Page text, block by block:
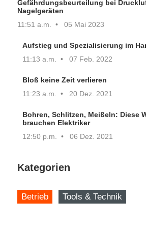
Gefährdungsbeurteilung bei
Nagelgeräten
11:51 a.m.
05 Mai 2023
Aufstieg und Spezialisierung im
11:13 a.m.
07 Feb. 2022
Bloß keine Zeit verlieren
11:23 a.m.
20 Dez. 2021
Bohren, Schlitzen, Meißeln: Diese
brauchen Elektriker
12:50 p.m.
06 Dez. 2021
Kategorien
Betrieb Tools & Technik